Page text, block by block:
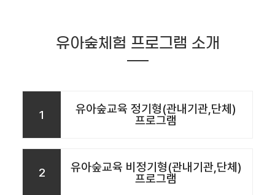
유아숲체험 프로그램 소개
1
유아숲교육 정기형(관내기관,단체)
프로그램
2
유아숲교육 비정기형(관내기관,단체)
프로그램